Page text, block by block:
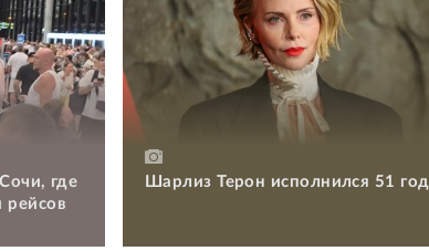
где
рейсов
Шарлиз Терон исполнился 51 год